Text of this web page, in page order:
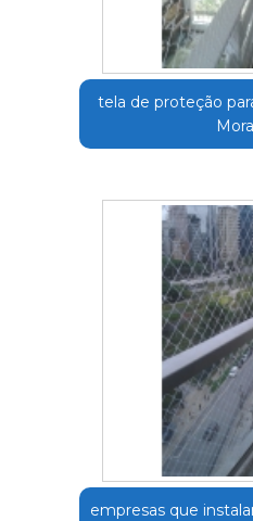
tela de proteção
empresas que